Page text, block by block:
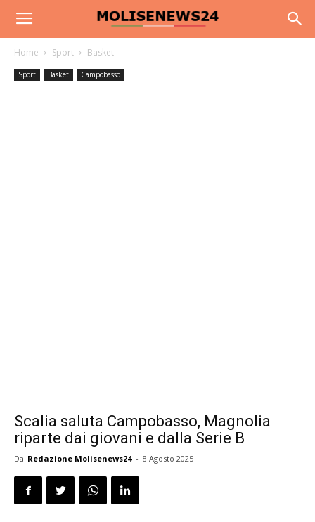
Home Sport Basket
Sport Basket Campobasso
Scalia saluta Campobasso, Magnolia
riparte dai giovani e dalla Serie B
Da Redazione Molisenews24 - 8 Agosto 2025